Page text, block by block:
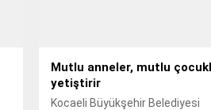
Mutlu anneler, mutlu
yetiştirir
Kocaeli Büyükşehir Belediyesi